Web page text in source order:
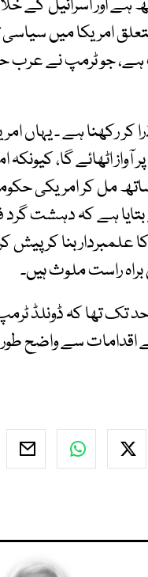
اور اسرائیل کے
امریکا میں سیاسی
جو ٹرمپ نے عرب
رکھنا ہے ۔ یہاں
اٹھائے گا،
مل کر امریکی
ہے کہ دہشت
بنا کر پیش
راست ملوث ہیں۔
تک تھا کہ ڈونلڈ
سے واضح طور